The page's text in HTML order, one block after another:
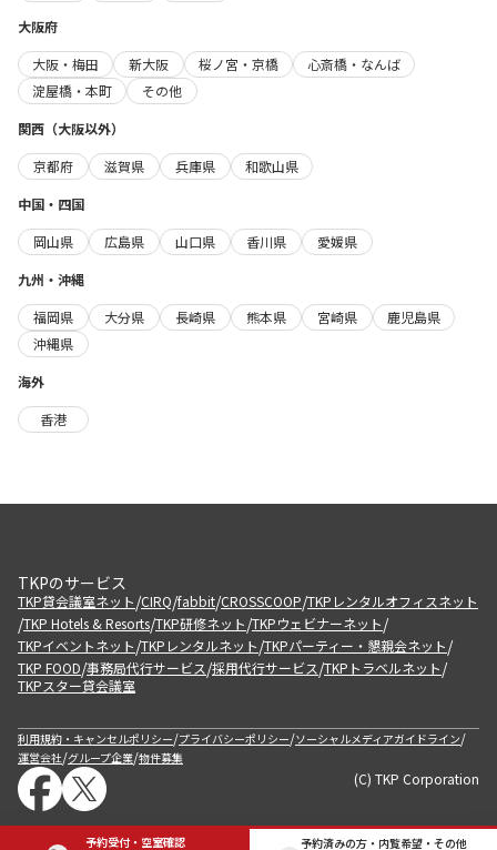
予約受付・空室確認 予約済みの方・内覧希望・その他
大阪府
大阪・梅田
新大阪 桜ノ宮・京橋
心斎橋・なんば
淀屋橋・本町
その他
関西（大阪以外）
京都府
滋賀県 兵庫県
和歌山県
中国・四国
岡山県
広島県 山口県 香川県
愛媛県
九州・沖縄
福岡県
大分県 長崎県 熊本県 宮崎県
鹿児島県
沖縄県
海外
香港
TKPのサービス
TKP貸会議室ネット/CIRQ/fabbit/CROSSCOOP/TKPレンタルオフィスネット
/TKP Hotels & Resorts/TKP研修ネット/TKPウェビナーネット/
TKPイベントネット/TKPレンタルネット/TKPパーティー・懇親会ネット/
TKP FOOD/事務局代行サービス/採用代行サービス/TKPトラベルネット/
TKPスター貸会議室
利用規約・キャンセルポリシー/プライバシーポリシー/ソーシャルメディアガイドライン/
運営会社/グループ企業/物件募集
(C) TKP Corporation